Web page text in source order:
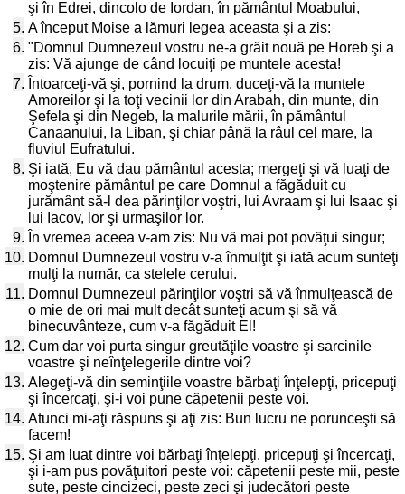
şi în Edrei, dincolo de Iordan, în pământul Moabului,
5. A început Moise a lămuri legea aceasta şi a zis:
6. "Domnul Dumnezeul vostru ne-a grăit nouă pe Horeb şi a
zis: Vă ajunge de când locuiţi pe muntele acesta!
7. Întoarceţi-vă şi, pornind la drum, duceţi-vă la muntele
Amoreilor şi la toţi vecinii lor din Arabah, din munte, din
Şefela şi din Negeb, la malurile mării, în pământul
Canaanului, la Liban, şi chiar până la râul cel mare, la
fluviul Eufratului.
8. Şi iată, Eu vă dau pământul acesta; mergeţi şi vă luaţi de
moştenire pământul pe care Domnul a făgăduit cu
jurământ să-l dea părinţilor voştri, lui Avraam şi lui Isaac şi
lui Iacov, lor şi urmaşilor lor.
9. În vremea aceea v-am zis: Nu vă mai pot povăţui singur;
10. Domnul Dumnezeul vostru v-a înmulţit şi iată acum sunteţi
mulţi la număr, ca stelele cerului.
11. Domnul Dumnezeul părinţilor voştri să vă înmulţească de
o mie de ori mai mult decât sunteţi acum şi să vă
binecuvânteze, cum v-a făgăduit El!
12. Cum dar voi purta singur greutăţile voastre şi sarcinile
voastre şi neînţelegerile dintre voi?
13. Alegeţi-vă din seminţiile voastre bărbaţi înţelepţi, pricepuţi
şi încercaţi, şi-i voi pune căpetenii peste voi.
14. Atunci mi-aţi răspuns şi aţi zis: Bun lucru ne porunceşti să
facem!
15. Şi am luat dintre voi bărbaţi înţelepţi, pricepuţi şi încercaţi,
şi i-am pus povăţuitori peste voi: căpetenii peste mii, peste
sute, peste cincizeci, peste zeci şi judecători peste